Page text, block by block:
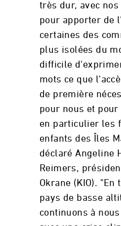
très dur, avec
pour apporter de
certaines des
plus isolées du
difficile
mots ce que
de première
pour nous et
en particulier les
enfants des Îles
déclaré Angeline
Reimers,
Okrane (KIO). "En
pays de basse
continuons à